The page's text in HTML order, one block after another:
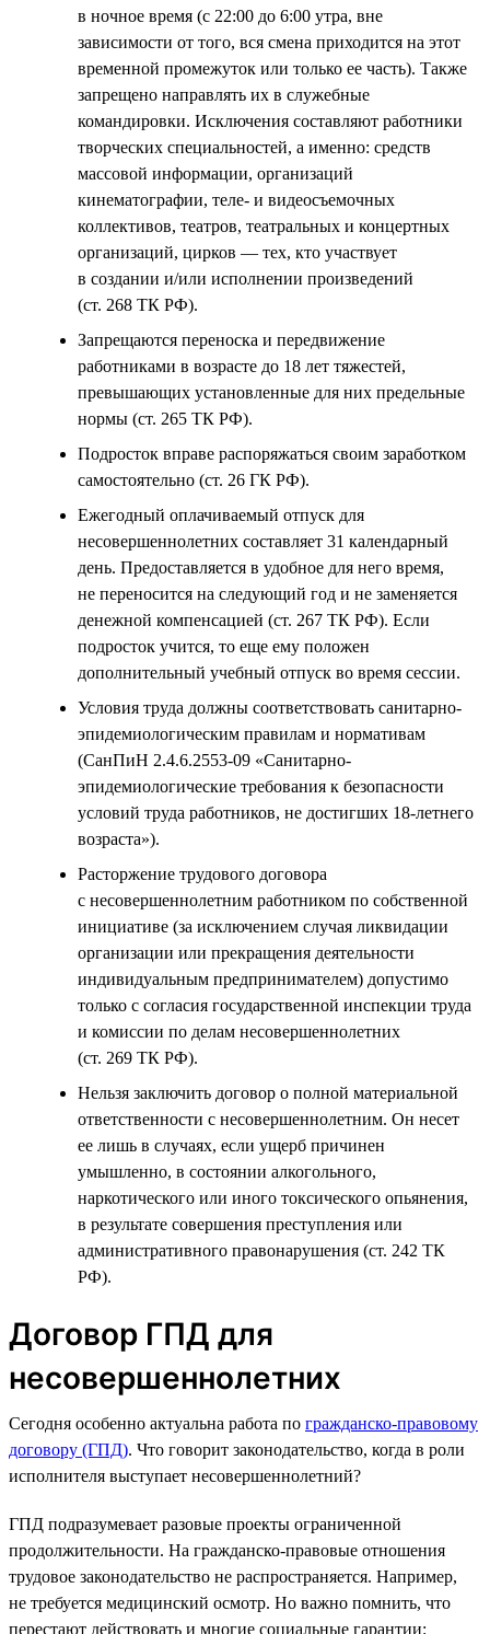
в ночное время (с 22:00 до 6:00 утра, вне
зависимости от того, вся смена приходится на этот
временной промежуток или только ее часть). Также
запрещено направлять их в служебные
командировки. Исключения составляют работники
творческих специальностей, а именно: средств
массовой информации, организаций
кинематографии, теле- и видеосъемочных
коллективов, театров, театральных и концертных
организаций, цирков — тех, кто участвует
в создании и/или исполнении произведений
(ст. 268 ТК РФ).
Запрещаются переноска и передвижение
работниками в возрасте до 18 лет тяжестей,
превышающих установленные для них предельные
нормы (ст. 265 ТК РФ).
Подросток вправе распоряжаться своим заработком
самостоятельно (ст. 26 ГК РФ).
Ежегодный оплачиваемый отпуск для
несовершеннолетних составляет 31 календарный
день. Предоставляется в удобное для него время,
не переносится на следующий год и не заменяется
денежной компенсацией (ст. 267 ТК РФ). Если
подросток учится, то еще ему положен
дополнительный учебный отпуск во время сессии.
Условия труда должны соответствовать санитарно-
эпидемиологическим правилам и нормативам
(СанПиН 2.4.6.2553-09 «Санитарно-
эпидемиологические требования к безопасности
условий труда работников, не достигших 18-летнего
возраста»).
Расторжение трудового договора
с несовершеннолетним работником по собственной
инициативе (за исключением случая ликвидации
организации или прекращения деятельности
индивидуальным предпринимателем) допустимо
только с согласия государственной инспекции труда
и комиссии по делам несовершеннолетних
(ст. 269 ТК РФ).
Нельзя заключить договор о полной материальной
ответственности с несовершеннолетним. Он несет
ее лишь в случаях, если ущерб причинен
умышленно, в состоянии алкогольного,
наркотического или иного токсического опьянения,
в результате совершения преступления или
административного правонарушения (ст. 242 ТК
РФ).
Договор ГПД для
несовершеннолетних
Сегодня особенно актуальна работа по гражданско-правовому
договору (ГПД). Что говорит законодательство, когда в роли
исполнителя выступает несовершеннолетний?
ГПД подразумевает разовые проекты ограниченной
продолжительности. На гражданско-правовые отношения
трудовое законодательство не распространяется. Например,
не требуется медицинский осмотр. Но важно помнить, что
перестают действовать и многие социальные гарантии: